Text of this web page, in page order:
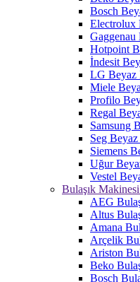
Bosch
Electrolux
Gaggenau
Hotpoint
İndesit
LG Beyaz
Miele
Profilo
Regal
Samsung
Seg
Siemens
Uğur
Vestel
Bulaşık
AEG
Altus
Amana
Arçelik
Ariston
Beko
Bosch